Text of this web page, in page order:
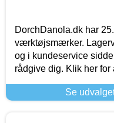
DorchDanola.dk har
værktøjsmærker.
og i kundeservice
rådgive dig. Klik her for
Se